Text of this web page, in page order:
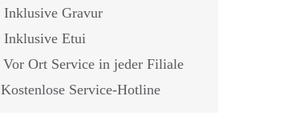
1.825,- €
Inklusive Gravur
Inklusive Etui
Vor Ort Service in jeder Filiale
Kostenlose Service-Hotline